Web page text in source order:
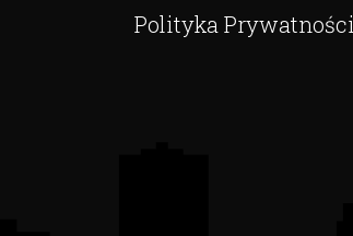
Polityka Prywatności